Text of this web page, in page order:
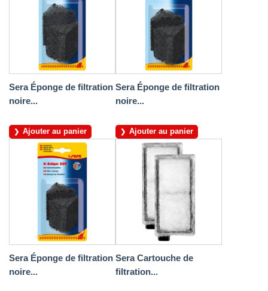
Sera Éponge de filtration
noire...
Ajouter au panier
Sera Éponge de filtration
noire...
Ajouter au panier
Sera Éponge de filtration
noire...
Sera Cartouche de
filtration...